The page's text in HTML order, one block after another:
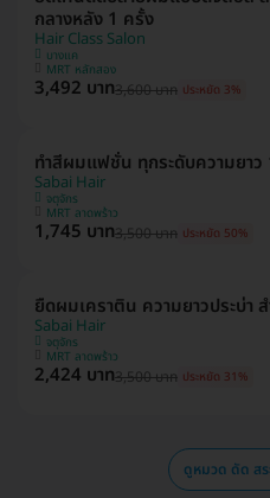
กลางหลัง 1 ครั้ง
Hair Class Salon
บางแค
MRT หลักสอง
3,492 บาท3,600 บาท ประหยัด 3%
ทำสีผมแฟชั่น ทุกระดับความยาว
Sabai Hair
จตุจักร
MRT ลาดพร้าว
1,745 บาท3,500 บาท ประหยัด 50%
ยืดผมเคราติน ความยาวประบ่า
Sabai Hair
จตุจักร
MRT ลาดพร้าว
2,424 บาท3,500 บาท ประหยัด 31%
ดูหมวด ดัด ส